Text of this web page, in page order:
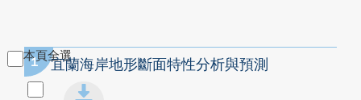
本頁全選
1 宜蘭海岸地形斷面特性分析與預測